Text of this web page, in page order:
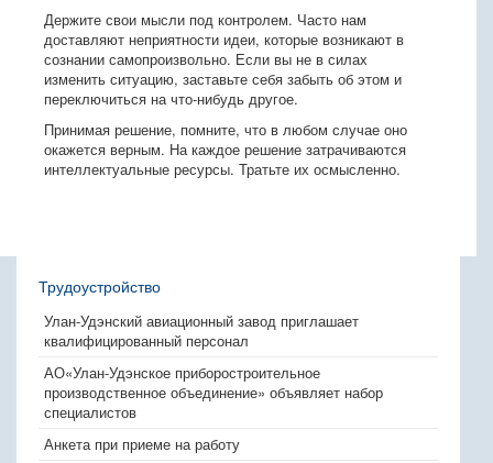
Держите свои мысли под контролем. Часто нам
доставляют неприятности идеи, которые возникают в
сознании самопроизвольно. Если вы не в силах
изменить ситуацию, заставьте себя забыть об этом и
переключиться на что-нибудь другое.
Принимая решение, помните, что в любом случае оно
окажется верным. На каждое решение затрачиваются
интеллектуальные ресурсы. Тратьте их осмысленно.
Трудоустройство
Улан-Удэнский авиационный завод приглашает
квалифицированный персонал
АО«Улан-Удэнское приборостроительное
производственное объединение» объявляет набор
специалистов
Анкета при приеме на работу